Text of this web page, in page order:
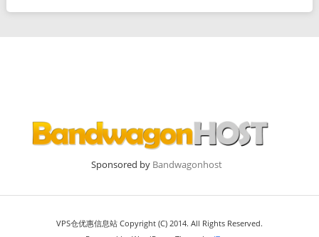
Sponsored by Bandwagonhost
VPS仓优惠信息站 Copyright (C) 2014. All Rights Reserved.